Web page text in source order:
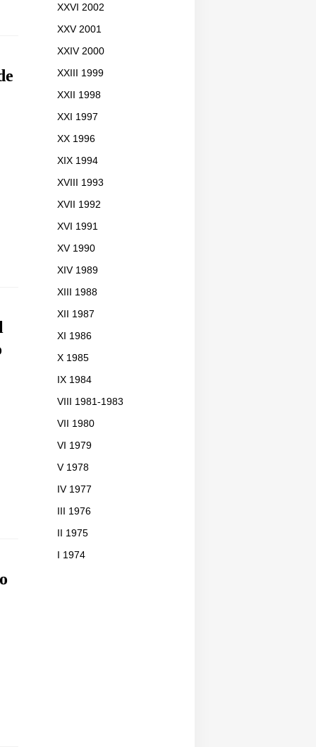
XXVI 2002
XXV 2001
XXIV 2000
XXIII 1999
XXII 1998
XXI 1997
XX 1996
XIX 1994
XVIII 1993
XVII 1992
XVI 1991
XV 1990
XIV 1989
XIII 1988
XII 1987
XI 1986
X 1985
IX 1984
VIII 1981-1983
VII 1980
VI 1979
V 1978
IV 1977
III 1976
II 1975
I 1974